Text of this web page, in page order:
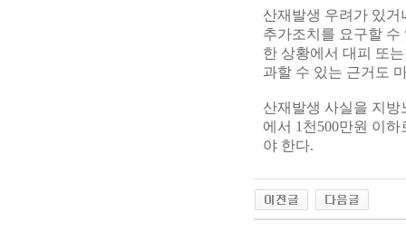
산재발생 우려가 있
추가조치를 요구할
한 상황에서 대피 또
과할 수 있는 근거도
산재발생 사실을 지
에서 1천500만원 이
야 한다.